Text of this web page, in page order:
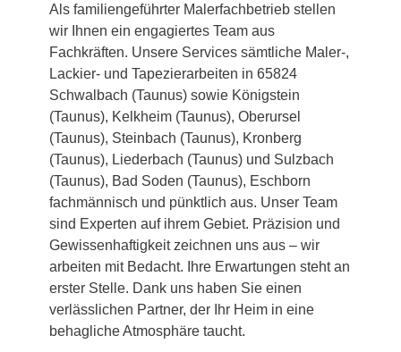
Als familiengeführter Malerfachbetrieb stellen
wir Ihnen ein engagiertes Team aus
Fachkräften. Unsere Services sämtliche Maler-,
Lackier- und Tapezierarbeiten in 65824
Schwalbach (Taunus) sowie Königstein
(Taunus), Kelkheim (Taunus), Oberursel
(Taunus), Steinbach (Taunus), Kronberg
(Taunus), Liederbach (Taunus) und Sulzbach
(Taunus), Bad Soden (Taunus), Eschborn
fachmännisch und pünktlich aus. Unser Team
sind Experten auf ihrem Gebiet. Präzision und
Gewissenhaftigkeit zeichnen uns aus – wir
arbeiten mit Bedacht. Ihre Erwartungen steht an
erster Stelle. Dank uns haben Sie einen
verlässlichen Partner, der Ihr Heim in eine
behagliche Atmosphäre taucht.